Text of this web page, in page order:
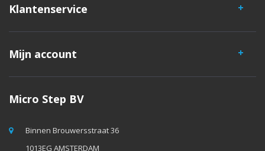
Klantenservice
Mijn account
Micro Step BV
Binnen Brouwersstraat 36
1013EG AMSTERDAM